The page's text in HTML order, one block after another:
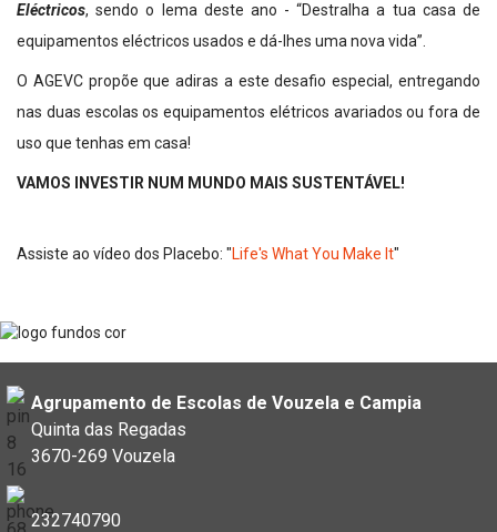
Eléctricos, sendo o lema deste ano - “Destralha a tua casa de
equipamentos eléctricos usados e dá-lhes uma nova vida”.
O AGEVC propõe que adiras a este desafio especial, entregando
nas duas escolas os equipamentos elétricos avariados ou fora de
uso que tenhas em casa!
VAMOS INVESTIR NUM MUNDO MAIS SUSTENTÁVEL!
Assiste ao vídeo dos Placebo: "Life's What You Make It"
Agrupamento de Escolas de Vouzela e Campia
Quinta das Regadas
3670-269 Vouzela
232740790